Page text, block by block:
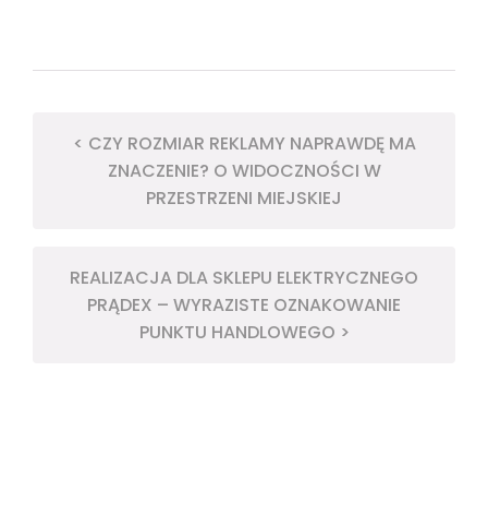
< CZY ROZMIAR REKLAMY NAPRAWDĘ MA
ZNACZENIE? O WIDOCZNOŚCI W
PRZESTRZENI MIEJSKIEJ
REALIZACJA DLA SKLEPU ELEKTRYCZNEGO
PRĄDEX – WYRAZISTE OZNAKOWANIE
PUNKTU HANDLOWEGO >